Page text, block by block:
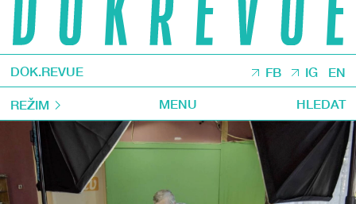
DOK.REVUE FB IG EN
REŽIM MENU HLEDAT